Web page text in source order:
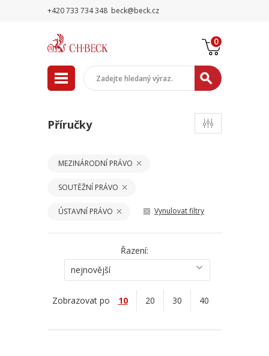
+420 733 734 348 beck@beck.cz
0
Příručky
MEZINÁRODNÍ PRÁVO
SOUTĚŽNÍ PRÁVO
ÚSTAVNÍ PRÁVO Vynulovat filtry
Řazení:
nejnovější
Zobrazovat po 10 20 30 40